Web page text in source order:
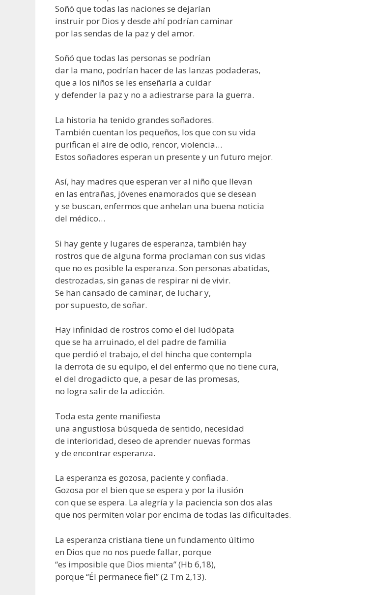
Soñó que todas las naciones se dejarían
instruir por Dios y desde ahí podrían caminar
por las sendas de la paz y del amor.
Soñó que todas las personas se podrían
dar la mano, podrían hacer de las lanzas podaderas,
que a los niños se les enseñaría a cuidar
y defender la paz y no a adiestrarse para la guerra.
La historia ha tenido grandes soñadores.
También cuentan los pequeños, los que con su vida
purifican el aire de odio, rencor, violencia…
Estos soñadores esperan un presente y un futuro mejor.
Así, hay madres que esperan ver al niño que llevan
en las entrañas, jóvenes enamorados que se desean
y se buscan, enfermos que anhelan una buena noticia
del médico…
Si hay gente y lugares de esperanza, también hay
rostros que de alguna forma proclaman con sus vidas
que no es posible la esperanza. Son personas abatidas,
destrozadas, sin ganas de respirar ni de vivir.
Se han cansado de caminar, de luchar y,
por supuesto, de soñar.
Hay infinidad de rostros como el del ludópata
que se ha arruinado, el del padre de familia
que perdió el trabajo, el del hincha que contempla
la derrota de su equipo, el del enfermo que no tiene cura,
el del drogadicto que, a pesar de las promesas,
no logra salir de la adicción.
Toda esta gente manifiesta
una angustiosa búsqueda de sentido, necesidad
de interioridad, deseo de aprender nuevas formas
y de encontrar esperanza.
La esperanza es gozosa, paciente y confiada.
Gozosa por el bien que se espera y por la ilusión
con que se espera. La alegría y la paciencia son dos alas
que nos permiten volar por encima de todas las dificultades.
La esperanza cristiana tiene un fundamento último
en Dios que no nos puede fallar, porque
“es imposible que Dios mienta” (Hb 6,18),
porque “Él permanece fiel” (2 Tm 2,13).